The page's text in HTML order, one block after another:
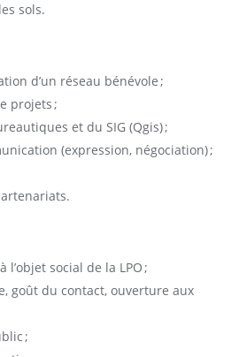
sols.
d’un réseau bénévole ;
projets ;
et du SIG (Qgis) ;
(expression, négociation) ;
l’objet social de la LPO ;
goût du contact, ouverture aux
;